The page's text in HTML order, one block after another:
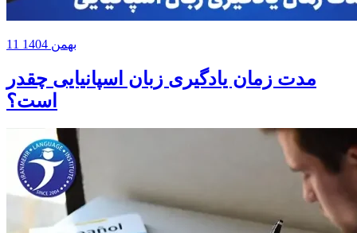
11 بهمن 1404
مدت زمان یادگیری زبان اسپانیایی چقدر
است؟